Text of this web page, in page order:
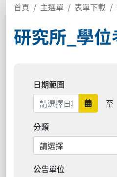
首頁 主選單 表單下載
研究所_學
日期範圍
日期範
至
分類
公告單位